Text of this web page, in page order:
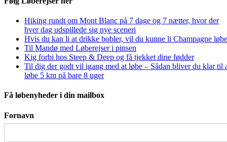
Hiking rundt om Mont Blanc på 7 dage og 7 nætter, hvor der
hver dag udspillede sig nye sceneri
Hvis du kan li at drikke bobler, vil du kunne li Champagne
Til Mandø med Løberejser i pinsen
Kig forbi hos Steep & Deep og få tjekket dine fødder
Til dig der godt vil igang med at løbe – Sådan bliver du klar til
løbe 5 km på bare 8 uger
Få løbenyheder i din mailbox
Fornavn